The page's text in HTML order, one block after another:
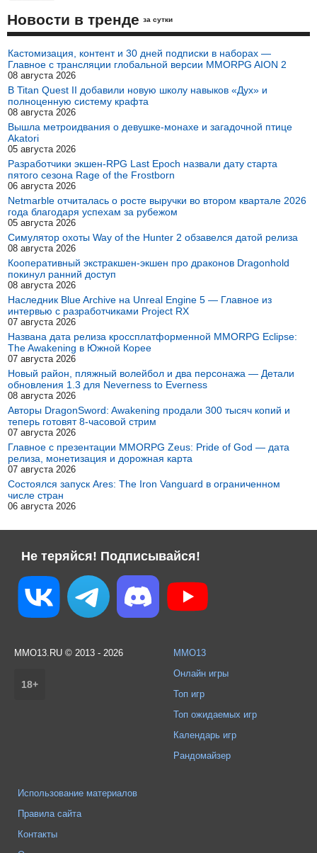
Новости в тренде за сутки
Кастомизация, контент и 30 дней подписки в наборах —
Главное с трансляции глобальной версии MMORPG AION 2
08 августа 2026
В Titan Quest II добавили новую школу навыков «Дух» и
полноценную систему крафта
08 августа 2026
Вышла метроидвания о девушке-монахе и загадочной птице
Akatori
05 августа 2026
Разработчики экшен-RPG Last Epoch назвали дату старта
пятого сезона Rage of the Frostborn
06 августа 2026
Netmarble отчиталась о росте выручки во втором квартале 2026
года благодаря успехам за рубежом
05 августа 2026
Симулятор охоты Way of the Hunter 2 обзавелся датой релиза
08 августа 2026
Кооперативный экстракшен-экшен про драконов Dragonhold
покинул ранний доступ
08 августа 2026
Наследник Blue Archive на Unreal Engine 5 — Главное из
интервью с разработчиками Project RX
07 августа 2026
Названа дата релиза кроссплатформенной MMORPG Eclipse:
The Awakening в Южной Корее
07 августа 2026
Новый район, пляжный волейбол и два персонажа — Детали
обновления 1.3 для Neverness to Everness
08 августа 2026
Авторы DragonSword: Awakening продали 300 тысяч копий и
теперь готовят 8-часовой стрим
07 августа 2026
Главное с презентации MMORPG Zeus: Pride of God — дата
релиза, монетизация и дорожная карта
07 августа 2026
Состоялся запуск Ares: The Iron Vanguard в ограниченном
числе стран
06 августа 2026
Не теряйся! Подписывайся!
MMO13.RU © 2013 - 2026
18+
MMO13
Онлайн игры
Топ игр
Топ ожидаемых игр
Календарь игр
Рандомайзер
Использование материалов
Правила сайта
Контакты